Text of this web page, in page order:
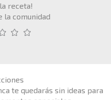
receta!
la comunidad
te quedarás sin ideas para